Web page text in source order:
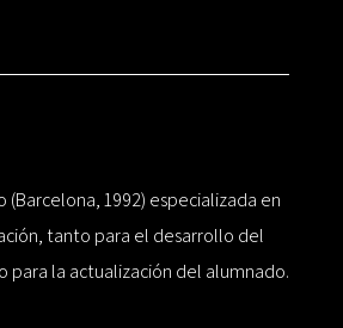
1992) especializada en
tanto para el desarrollo del
para la actualización del alumnado.